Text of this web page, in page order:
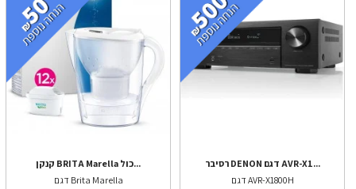
קנקן BRITA Marella כול...
דגם Brita Marella
רסיבר DENON דגם AVR-X1...
דגם AVR-X1800H